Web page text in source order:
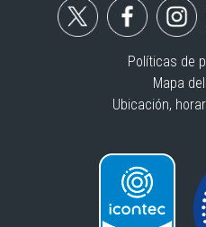
Políticas de
Mapa
Ubicación,